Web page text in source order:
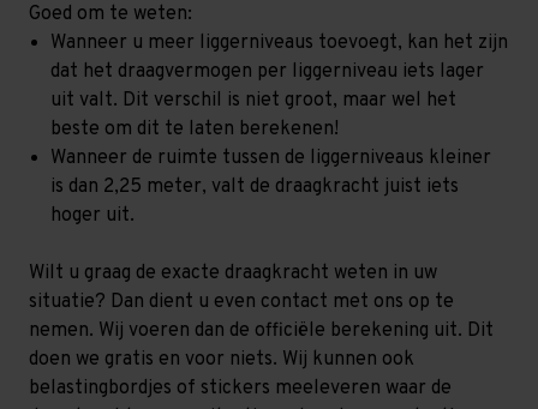
Goed om te weten:
Wanneer u meer liggerniveaus toevoegt, kan het zijn
dat het draagvermogen per liggerniveau iets lager
uit valt. Dit verschil is niet groot, maar wel het
beste om dit te laten berekenen!
Wanneer de ruimte tussen de liggerniveaus kleiner
is dan 2,25 meter, valt de draagkracht juist iets
hoger uit.
Wilt u graag de exacte draagkracht weten in uw
situatie? Dan dient u even contact met ons op te
nemen. Wij voeren dan de officiële berekening uit. Dit
doen we gratis en voor niets. Wij kunnen ook
belastingbordjes of stickers meeleveren waar de